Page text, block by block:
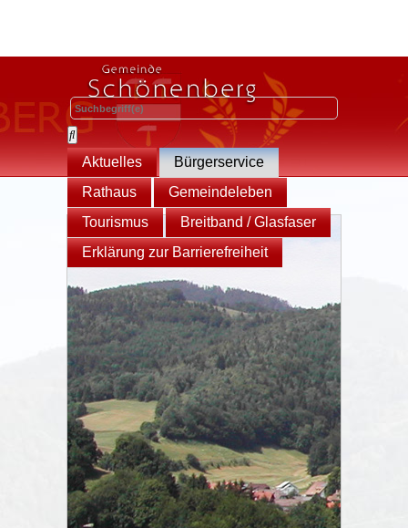
Aktuelles
Bürgerservice
Rathaus
Gemeindeleben
Tourismus
Breitband / Glasfaser
Erklärung zur Barrierefreiheit